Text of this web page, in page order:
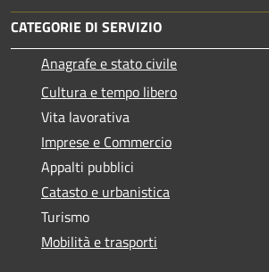
CATEGORIE DI SERVIZIO
Anagrafe e stato civile
Cultura e tempo libero
Vita lavorativa
Imprese e Commercio
Appalti pubblici
Catasto e urbanistica
Turismo
Mobilità e trasporti